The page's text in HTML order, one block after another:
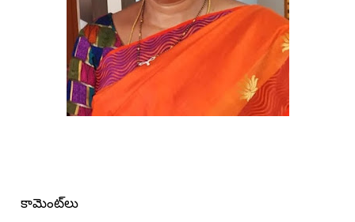
కామెంట్‌లు